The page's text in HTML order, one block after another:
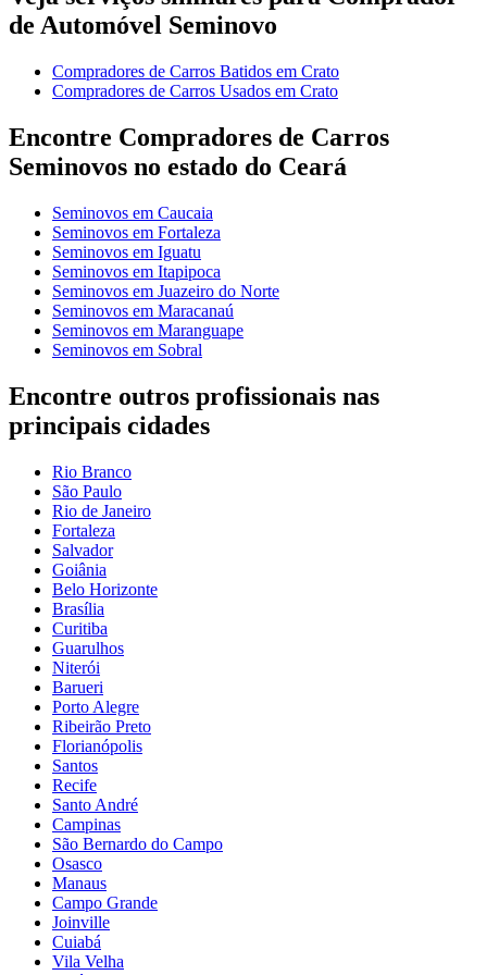
de Automóvel Seminovo
Compradores de Carros Batidos em Crato
Compradores de Carros Usados em Crato
Encontre Compradores de Carros
Seminovos no estado do Ceará
Seminovos em Caucaia
Seminovos em Fortaleza
Seminovos em Iguatu
Seminovos em Itapipoca
Seminovos em Juazeiro do Norte
Seminovos em Maracanaú
Seminovos em Maranguape
Seminovos em Sobral
Encontre outros profissionais nas
principais cidades
Rio Branco
São Paulo
Rio de Janeiro
Fortaleza
Salvador
Goiânia
Belo Horizonte
Brasília
Curitiba
Guarulhos
Niterói
Barueri
Porto Alegre
Ribeirão Preto
Florianópolis
Santos
Recife
Santo André
Campinas
São Bernardo do Campo
Osasco
Manaus
Campo Grande
Joinville
Cuiabá
Vila Velha